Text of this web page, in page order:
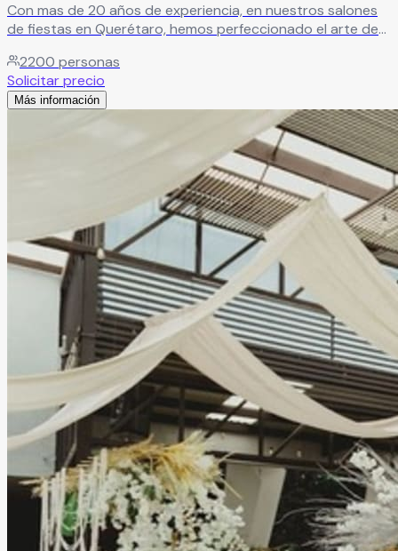
Con mas de 20 años de experiencia, en nuestros salones
de fiestas en Querétaro, hemos perfeccionado el arte de
están diseñados para albergar cualquier tipo de
celebración, adaptándonos a tus necesidades específicas.
Leer más
2200 personas
Solicitar precio
Más información